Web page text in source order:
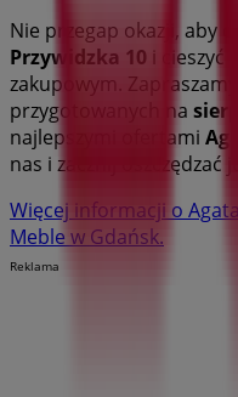
Nie przegap okazji, aby
Przywidzka 10 i cieszyć
zakupowym.
przygotowanych na
najlepszymi ofertami
nas i zacznij oszczędzać
Więcej informacji o
Meble w Gdańsk.
Reklama